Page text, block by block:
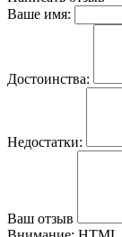
Ваше имя:
Достоинства:
Недостатки:
Ваш отзыв